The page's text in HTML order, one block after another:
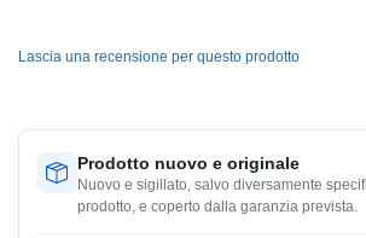
Lascia una recensione per questo prodotto
Prodotto nuovo e originale
Nuovo e sigillato, salvo diversamente
prodotto, e coperto dalla garanzia prevista.